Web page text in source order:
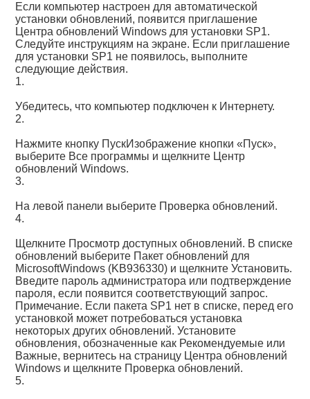
Если компьютер настроен для автоматической
установки обновлений, появится приглашение
Центра обновлений Windows для установки SP1.
Следуйте инструкциям на экране. Если приглашение
для установки SP1 не появилось, выполните
следующие действия.
1.
Убедитесь, что компьютер подключен к Интернету.
2.
Нажмите кнопку ПускИзображение кнопки «Пуск»,
выберите Все программы и щелкните Центр
обновлений Windows.
3.
На левой панели выберите Проверка обновлений.
4.
Щелкните Просмотр доступных обновлений. В списке
обновлений выберите Пакет обновлений для
MicrosoftWindows (KB936330) и щелкните Установить.
Введите пароль администратора или подтверждение
пароля, если появится соответствующий запрос.
Примечание. Если пакета SP1 нет в списке, перед его
установкой может потребоваться установка
некоторых других обновлений. Установите
обновления, обозначенные как Рекомендуемые или
Важные, вернитесь на страницу Центра обновлений
Windows и щелкните Проверка обновлений.
5.